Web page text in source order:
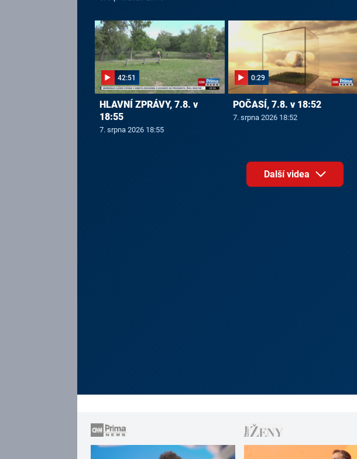
42:51
HLAVNÍ ZPRÁVY, 7.8. v
18:55
7. srpna 2026 18:55
0:29
POČASÍ, 7.8. v 18:52
7. srpna 2026 18:52
Další videa